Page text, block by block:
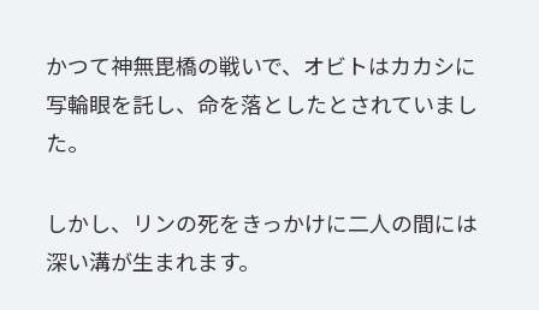
かつて神無毘橋の戦いで、オビトはカカシに
写輪眼を託し、命を落としたとされていまし
た。
しかし、リンの死をきっかけに二人の間には
深い溝が生まれます。